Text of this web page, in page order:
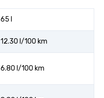
65 l
12.30 l/100 km
6.80 l/100 km